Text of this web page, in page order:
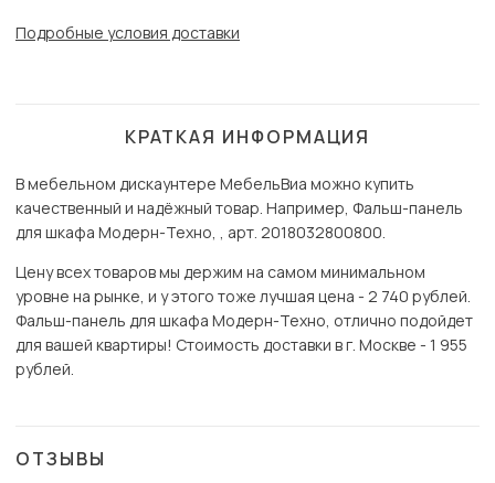
Подробные условия доставки
КРАТКАЯ ИНФОРМАЦИЯ
В мебельном дискаунтере МебельВиа можно купить
качественный и надёжный товар. Например, Фальш-панель
для шкафа Модерн-Техно, , арт. 2018032800800.
Цену всех товаров мы держим на самом минимальном
уровне на рынке, и у этого тоже лучшая цена - 2 740 рублей.
Фальш-панель для шкафа Модерн-Техно, отлично подойдет
для вашей квартиры! Стоимость доставки в г. Москве - 1 955
рублей.
ОТЗЫВЫ